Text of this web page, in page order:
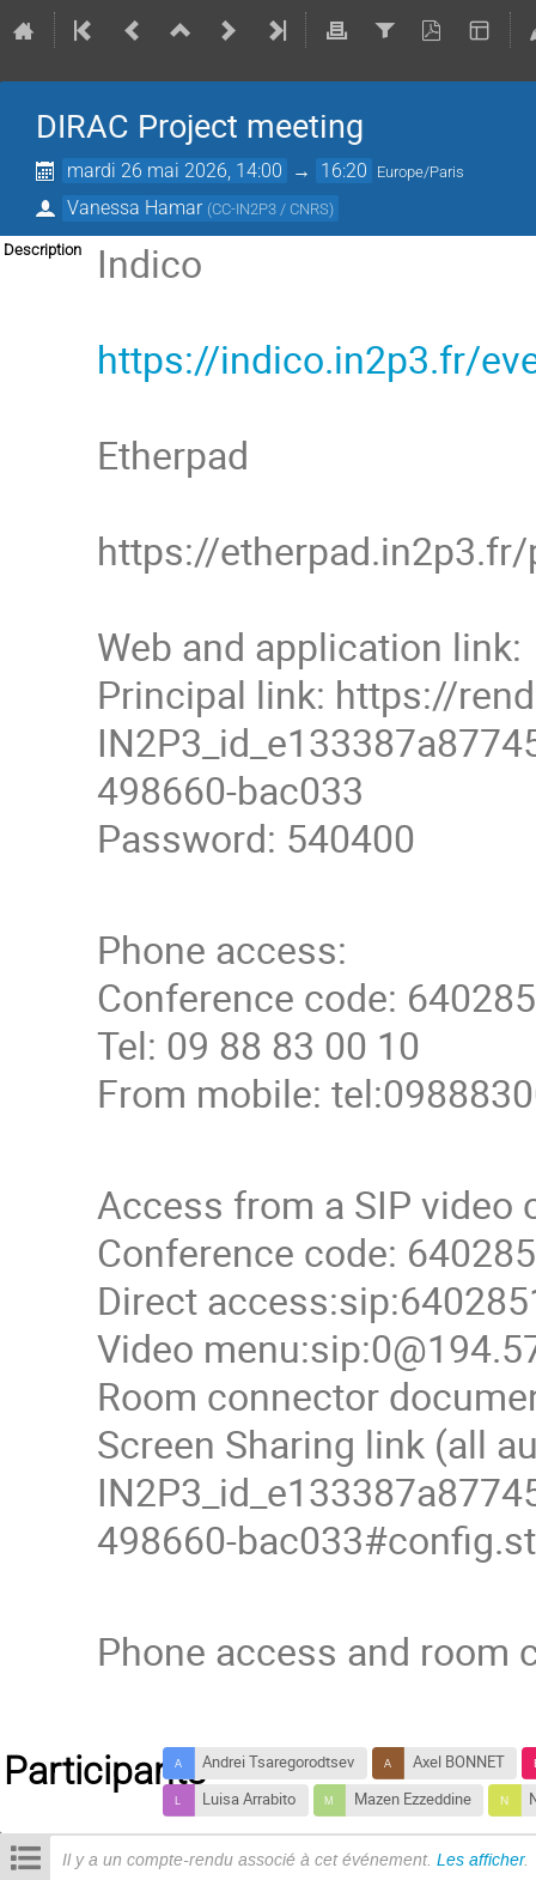
DIRAC Project meeting
mardi 26 mai 2026, 14:00 → 16:20 Europe/Paris
Vanessa Hamar (CC-IN2P3 / CNRS)
Description
Indico
https://indico.in2p3.fr/
Etherpad
https://etherpad.in2p3.fr/
Web and application link:
Principal link: https://
498660-bac033
Password: 540400
Phone access:
Conference code:
Tel: 09 88 83 00 10
From mobile:
Access from a SIP
Conference code:
Direct
Video
Room connector
Screen Sharing link (all
498660-
Phone access and
ParticipantsAndrei Tsaregorodtsev
Axel BONNET
Luisa Arrabito
Mazen Ezzeddine
Il y a un compte-rendu associé à cet événement. Les afficher.